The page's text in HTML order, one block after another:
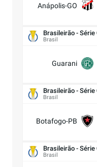
Anápolis-GO
Brasileirão - Série
Brasil
Guarani
Brasileirão - Série
Brasil
Botafogo-PB
Brasileirão - Série
Brasil